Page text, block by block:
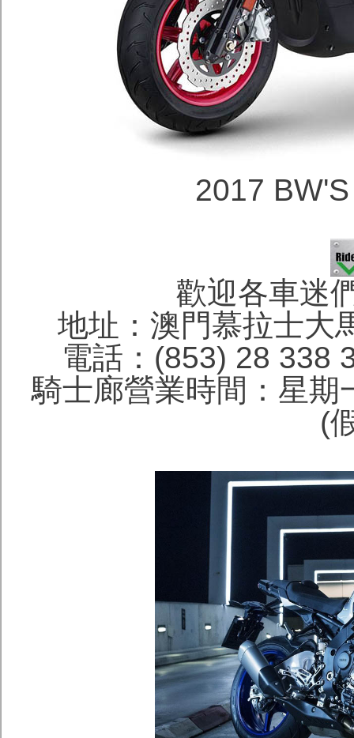
2017
歡迎各車迷
地址：澳門慕拉士大
電話：(853) 28 338
騎士廊營業時間：星期
(